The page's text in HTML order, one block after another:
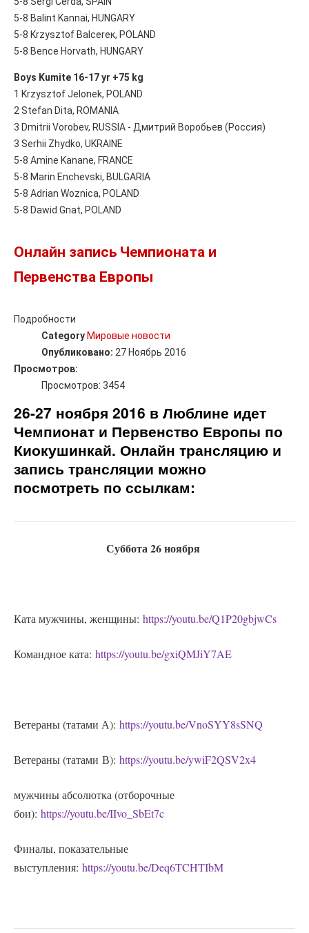
5-8 Balint Kannai, HUNGARY
5-8 Krzysztof BaIcereк, POLAND
5-8 Bence Horvath, HUNGARY
Boys Kumite 16-17 yr +75 kg
1 Krzysztof Jelonek, POLAND
2 Stefan Dita, ROMANIA
3 Dmitrii Vorobev, RUSSIA - Дмитрий Воробьев (Россия)
3 Serhii Zhydko, UKRAINE
5-8 Amine Kanane, FRANCE
5-8 Marin Enchevski, BULGARIA
5-8 Adrian Woznica, POLAND
5-8 Dawid Gnat, POLAND
Онлайн запись Чемпионата и
Первенства Европы
Подробности
Category Мировые новости
Опубликовано: 27 Ноябрь 2016
Просмотров:
Просмотров: 3454
26-27 ноября 2016 в Люблине идет
Чемпионат и Первенство Европы по
Киокушинкай. Онлайн трансляцию и
запись трансляции можно
посмотреть по ссылкам:
Суббота 26 ноября
Ката мужчины, женщины: https://youtu.be/Q1P20gbjwCs
Командное ката: https://youtu.be/gxiQMJiY7AE
Ветераны (татами А): https://youtu.be/VnoSYY8sSNQ
Ветераны (татами В): https://youtu.be/ywiF2QSV2x4
мужчины абсолютка (отборочные
бои): https://youtu.be/IIvo_SbEt7c
Финалы, показательные
выступления: https://youtu.be/Deq6TCHTIbM